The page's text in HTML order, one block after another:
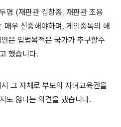
명 (재판관 김창종, 재판관 조용
우 신중해야하며, 게임중독의 해
은 입법목적은 국가가 추구할수
했습니다.
그 자체로 부모의 자녀교육권을
도 않다는 의견을 냈습니다.